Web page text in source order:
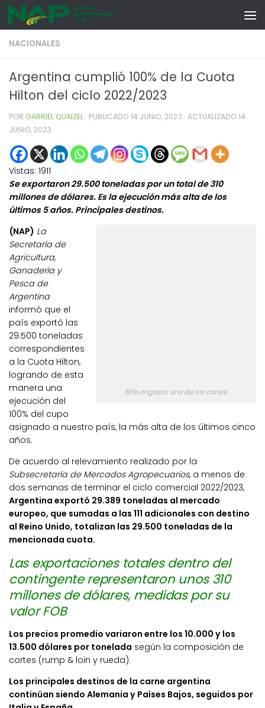
Skip to content
NACIONALES
Argentina cumplió 100% de la Cuota
Hilton del ciclo 2022/2023
POR GABRIEL QUAIZEL · PUBLICADO 14 JUNIO, 2023 · ACTUALIZADO 14
JUNIO, 2023
Vistas: 1911
Se exportaron 29.500 toneladas por un total de 310
millones de dólares. Es la ejecución más alta de los
últimos 5 años. Principales destinos.
Bife angosto, uno de los cortes.
(NAP) La
Secretaría de
Agricultura,
Ganadería y
Pesca de
Argentina
informó que el
país exportó las
29.500 toneladas
correspondientes
a la Cuota Hilton,
logrando de esta
manera una
ejecución del
100% del cupo
asignado a nuestro país, la más alta de los últimos cinco
años.
De acuerdo al relevamiento realizado por la
Subsecretaría de Mercados Agropecuarios, a menos de
dos semanas de terminar el ciclo comercial 2022/2023,
Argentina exportó 29.389 toneladas al mercado
europeo, que sumadas a las 111 adicionales con destino
al Reino Unido, totalizan las 29.500 toneladas de la
mencionada cuota.
Las exportaciones totales dentro del
contingente representaron unos 310
millones de dólares, medidas por su
valor FOB
Los precios promedio variaron entre los 10.000 y los
13.500 dólares por tonelada según la composición de
cortes (rump & loin y rueda).
Los principales destinos de la carne argentina
continúan siendo Alemania y Países Bajos, seguidos por